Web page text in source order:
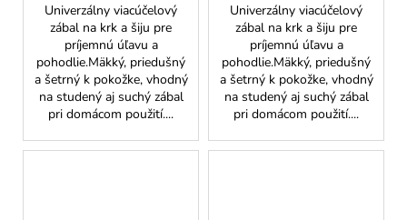
Univerzálny viacúčelový
zábal na krk a šiju pre
príjemnú úľavu a
pohodlie.Mäkký, priedušný
a šetrný k pokožke, vhodný
na studený aj suchý zábal
pri domácom použití....
Univerzálny viacúčelový
zábal na krk a šiju pre
príjemnú úľavu a
pohodlie.Mäkký, priedušný
a šetrný k pokožke, vhodný
na studený aj suchý zábal
pri domácom použití....